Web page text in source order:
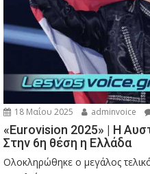
18 Μαΐου 2025 adminvoice
«Eurovision 2025» | Η
Στην 6η θέση η Ελλάδα
Ολοκληρώθηκε ο μεγάλος